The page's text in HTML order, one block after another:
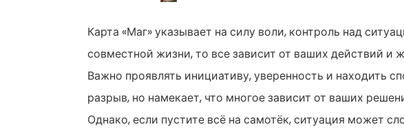
Карта «Маг» указывает на силу воли, контроль над
совместной жизни, то все зависит от ваших действий и
Важно проявлять инициативу, уверенность и находить
разрыв, но намекает, что многое зависит от ваших
Однако, если пустите всё на самотёк, ситуация может